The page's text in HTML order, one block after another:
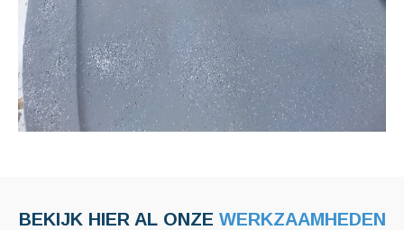
BEKIJK HIER AL ONZE WERKZAAMHEDEN